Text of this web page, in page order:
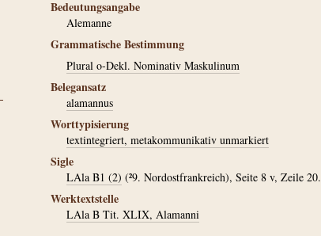
Bedeutungsangabe
Alemanne
Grammatische Bestimmung
Plural o-Dekl. Nominativ Maskulinum
Belegansatz
alamannus
Worttypisierung
textintegriert, metakommunikativ unmarkiert
Sigle
LAla B1 (2) (²9. Nordostfrankreich), Seite 8 v, Zeile 20.
Werktextstelle
LAla B Tit. XLIX, Alamanni